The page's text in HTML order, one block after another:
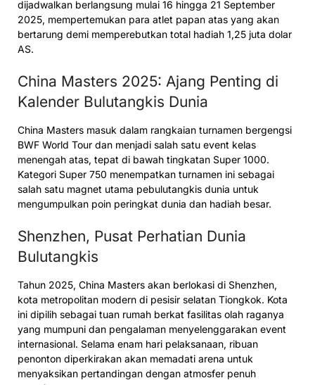
dijadwalkan berlangsung mulai 16 hingga 21 September
2025, mempertemukan para atlet papan atas yang akan
bertarung demi memperebutkan total hadiah 1,25 juta dolar
AS.
China Masters 2025: Ajang Penting di
Kalender Bulutangkis Dunia
China Masters masuk dalam rangkaian turnamen bergengsi
BWF World Tour dan menjadi salah satu event kelas
menengah atas, tepat di bawah tingkatan Super 1000.
Kategori Super 750 menempatkan turnamen ini sebagai
salah satu magnet utama pebulutangkis dunia untuk
mengumpulkan poin peringkat dunia dan hadiah besar.
Shenzhen, Pusat Perhatian Dunia
Bulutangkis
Tahun 2025, China Masters akan berlokasi di Shenzhen,
kota metropolitan modern di pesisir selatan Tiongkok. Kota
ini dipilih sebagai tuan rumah berkat fasilitas olah raganya
yang mumpuni dan pengalaman menyelenggarakan event
internasional. Selama enam hari pelaksanaan, ribuan
penonton diperkirakan akan memadati arena untuk
menyaksikan pertandingan dengan atmosfer penuh